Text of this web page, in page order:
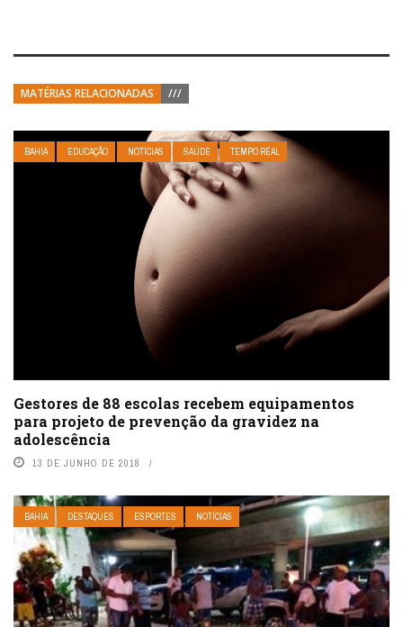
MATÉRIAS RELACIONADAS ///
BAHIA EDUCAÇÃO NOTÍCIAS SAÚDE TEMPO REAL
Gestores de 88 escolas recebem equipamentos
para projeto de prevenção da gravidez na
adolescência
13 DE JUNHO DE 2018
BAHIA DESTAQUES ESPORTES NOTÍCIAS